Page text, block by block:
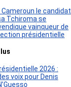
Cameroun le candidat
Tchiroma se
vainqueur de
présidentielle
2026 :
voix pour Denis